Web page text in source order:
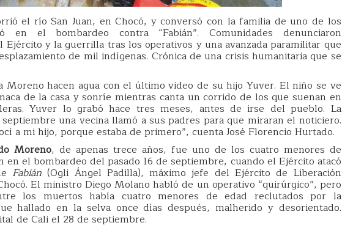
el río San Juan, en Chocó, y conversó con la familia de uno de los
en el bombardeo contra “Fabián”. Comunidades denunciaron
Ejército y la guerrilla tras los operativos y una avanzada paramilitar que
de mil indígenas. Crónica de una crisis humanitaria que se
Moreno hacen agua con el último video de su hijo Yuver. El niño se ve
de la casa y sonríe mientras canta un corrido de los que suenan en
Yuver lo grabó hace tres meses, antes de irse del pueblo. La
una vecina llamó a sus padres para que miraran el noticiero.
a mi hijo, porque estaba de primero”, cuenta José Florencio Hurtado.
Moreno, de apenas trece años, fue uno de los cuatro menores de
en el bombardeo del pasado 16 de septiembre, cuando el Ejército atacó
Fabián(Ogli Ángel Padilla), máximo jefe del Ejército de Liberación
El ministro Diego Molano habló de un operativo “quirúrgico”, pero
los muertos había cuatro menores de edad reclutados por la
hallado en la selva once días después, malherido y desorientado.
de Cali el 28 de septiembre.